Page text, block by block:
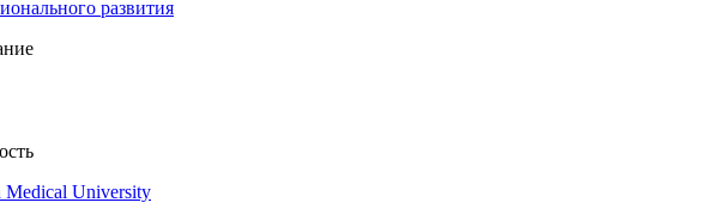
развития
Medical University